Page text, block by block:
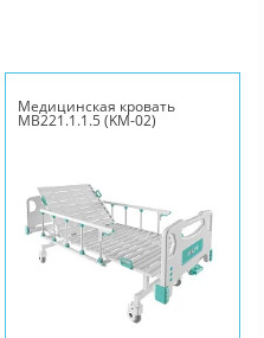
Медицинская кровать
MB221.1.1.5 (KM-02)